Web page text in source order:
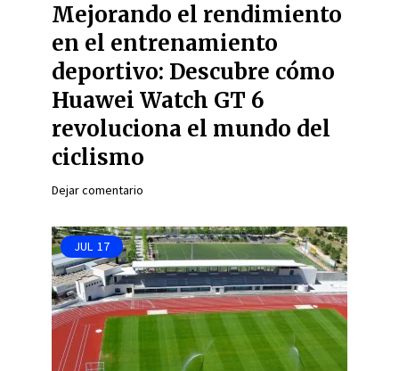
Mejorando el rendimiento
en el entrenamiento
deportivo: Descubre cómo
Huawei Watch GT 6
revoluciona el mundo del
ciclismo
Dejar comentario
JUL 17